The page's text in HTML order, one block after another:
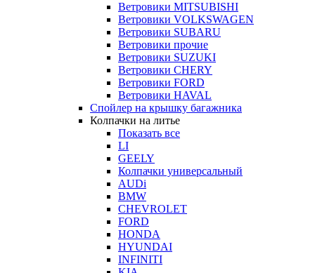
Ветровики MITSUBISHI
Ветровики VOLKSWAGEN
Ветровики SUBARU
Ветровики прочие
Ветровики SUZUKI
Ветровики CHERY
Ветровики FORD
Ветровики HAVAL
Спойлер на крышку багажника
Колпачки на литье
Показать все
LI
GEELY
Колпачки универсальный
AUDi
BMW
CHEVROLET
FORD
HONDA
HYUNDAI
INFINITI